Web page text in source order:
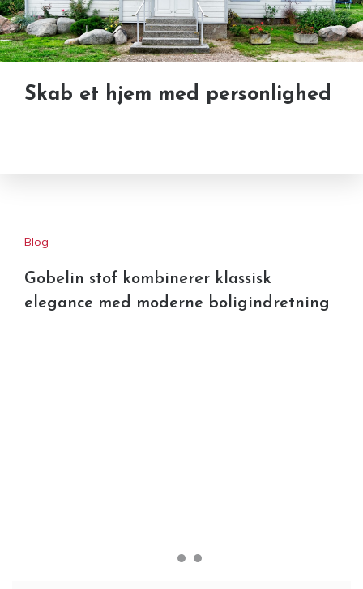
Skab et hjem med personlighed
Blog
Gobelin stof kombinerer klassisk
elegance med moderne boligindretning